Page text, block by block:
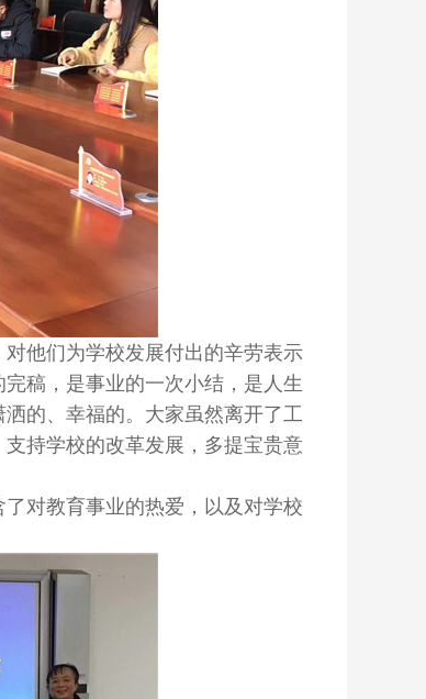
他们为学校发展付出的辛劳表示
稿，是事业的一次小结，是人生
的、幸福的。大家虽然离开了工
持学校的改革发展，多提宝贵意
对教育事业的热爱，以及对学校